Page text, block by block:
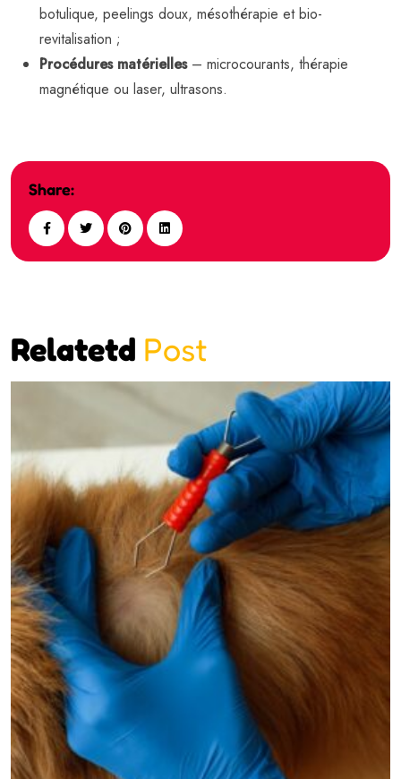
botulique, peelings doux, mésothérapie et bio-
revitalisation ;
Procédures matérielles– microcourants, thérapie
magnétique ou laser, ultrasons.
Share:
Relatetd Post